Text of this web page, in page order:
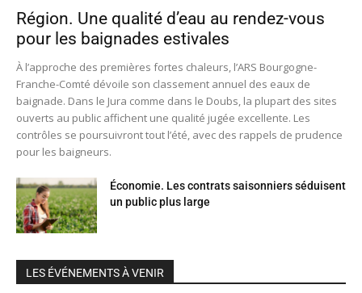
Région. Une qualité d’eau au rendez-vous
pour les baignades estivales
À l’approche des premières fortes chaleurs, l’ARS Bourgogne-
Franche-Comté dévoile son classement annuel des eaux de
baignade. Dans le Jura comme dans le Doubs, la plupart des sites
ouverts au public affichent une qualité jugée excellente. Les
contrôles se poursuivront tout l’été, avec des rappels de prudence
pour les baigneurs.
Économie. Les contrats saisonniers séduisent
un public plus large
LES ÉVÉNEMENTS À VENIR